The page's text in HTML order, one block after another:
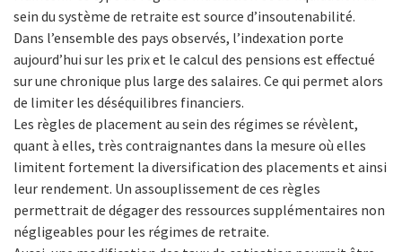
sein du système de retraite est source d’insoutenabilité.
Dans l’ensemble des pays observés, l’indexation porte
aujourd’hui sur les prix et le calcul des pensions est effectué
sur une chronique plus large des salaires. Ce qui permet alors
de limiter les déséquilibres financiers.
Les règles de placement au sein des régimes se révèlent,
quant à elles, très contraignantes dans la mesure où elles
limitent fortement la diversification des placements et ainsi
leur rendement. Un assouplissement de ces règles
permettrait de dégager des ressources supplémentaires non
négligeables pour les régimes de retraite.